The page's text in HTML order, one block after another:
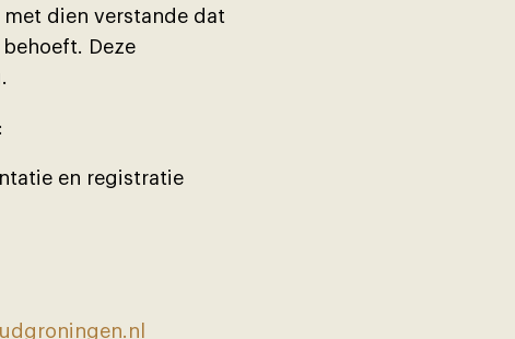
dien verstande dat
Deze
en registratie